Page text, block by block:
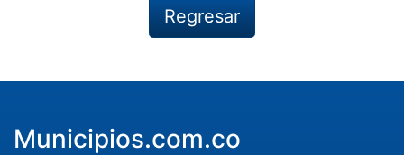
Regresar
Municipios.com.co